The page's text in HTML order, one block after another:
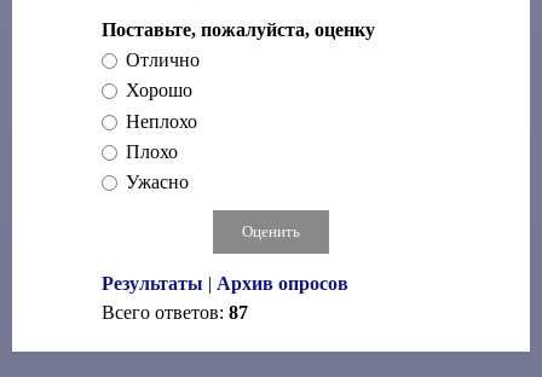
Поставьте, пожалуйста, оценку
Отлично
Хорошо
Неплохо
Плохо
Ужасно
Результаты | Архив опросов
Всего ответов: 87